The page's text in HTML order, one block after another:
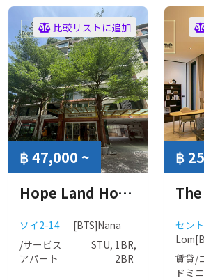
比較リストに追加
฿ 47,000 ~
Hope Land Hotel Sukhumvit 8 (ホープランド ホテル スクンビット 8)
ソイ2-14
[BTS]Nana
/サービス
アパート
STU, 1BR,
2BR
฿
セン
Lom
賃貸/
ドミ